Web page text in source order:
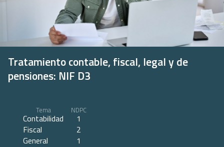
Tratamiento contable, fiscal, legal y de
pensiones: NIF D3
Tema
Contabilidad
Fiscal
General
NDPC
1
2
1